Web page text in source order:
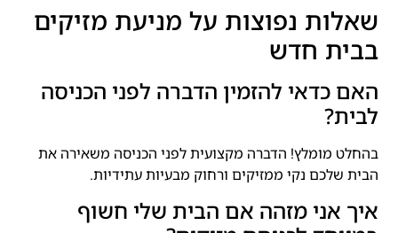
שאלות נפוצות על מניעת מזיקים
בבית חדש
האם כדאי להזמין הדברה לפני הכניסה
לבית?
בהחלט מומלץ! הדברה מקצועית לפני הכניסה משאירה את
הבית שלכם נקי ממזיקים ורחוק מבעיות עתידיות.
איך אני מזהה אם הבית שלי חשוף